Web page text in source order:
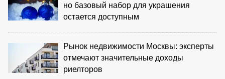
но базовый набор для украшения
остается доступным
Рынок недвижимости Москвы: эксперты
отмечают значительные доходы
риелторов